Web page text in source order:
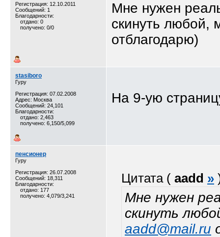
Регистрация: 12.10.2011
Сообщений: 1
Благодарности:
отдано: 0
получено: 0/0
Мне нужен
скинуть любой,
отблагодарю)
stasiboro
Гуру
Регистрация: 07.02.2008
Адрес: Москва
Сообщений: 24,101
Благодарности:
отдано: 2,463
получено: 6,150/5,099
На 9-ую
пенсионер
Гуру
Регистрация: 26.07.2008
Сообщений: 18,311
Благодарности:
отдано: 177
получено: 4,079/3,241
Цитата ( aadd »
Мне нужен
скинуть
aadd@mail.ru